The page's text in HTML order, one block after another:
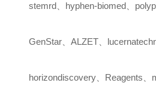
stemrd hyphen-biomed
GenStar 、ALZET
horizondiscovery Reagents